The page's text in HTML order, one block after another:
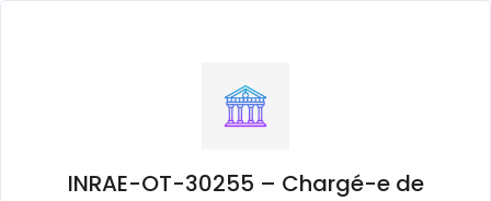
INRAE-OT-30255 – Chargé-e de